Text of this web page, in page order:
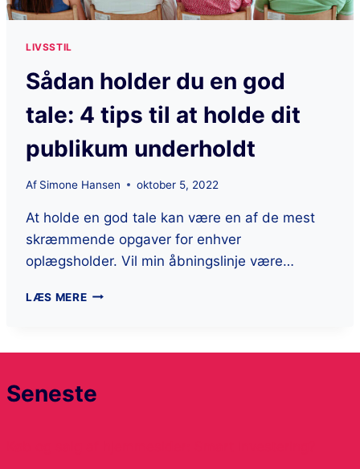
LIVSSTIL
Sådan holder du en god
tale: 4 tips til at holde dit
publikum underholdt
Af Simone Hansen oktober 5, 2022
At holde en god tale kan være en af ​​de mest
skræmmende opgaver for enhver
oplægsholder. Vil min åbningslinje være…
LÆS MERE
Seneste